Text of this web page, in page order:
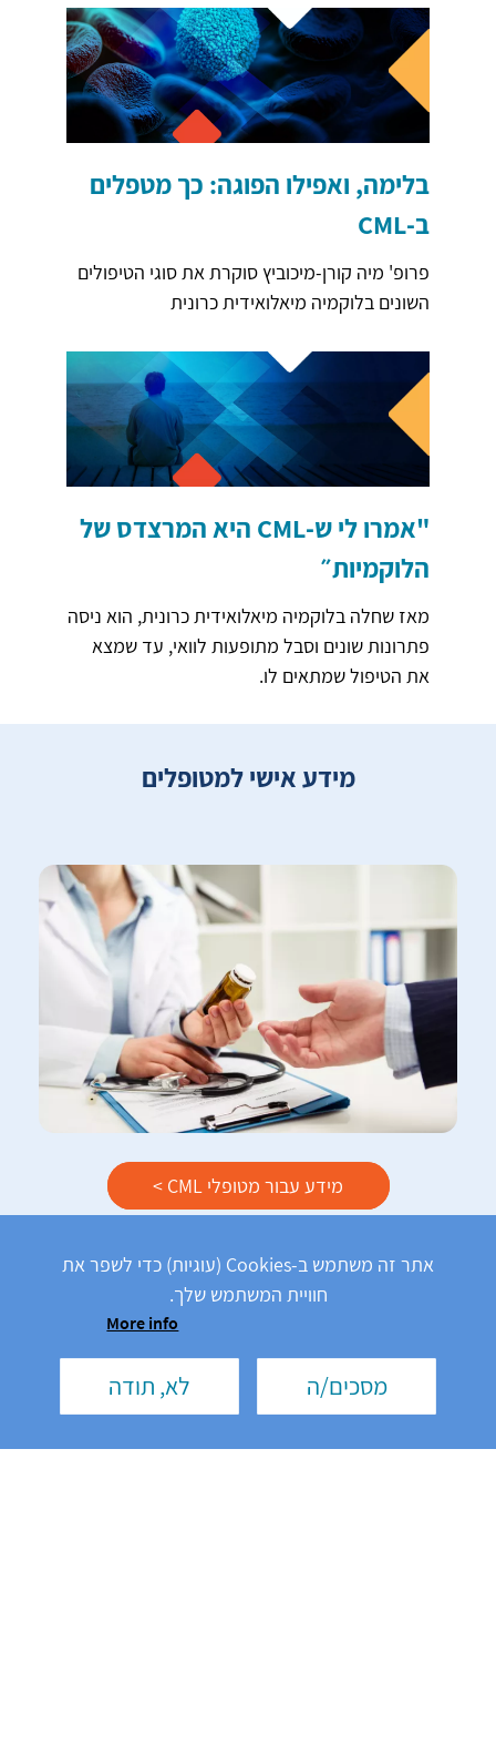
בלימה, ואפילו הפוגה: כך מטפלים
ב-CML
פרופ' מיה קורן-מיכוביץ סוקרת את סוגי הטיפולים
השונים בלוקמיה מיאלואידית כרונית
"אמרו לי ש-CML היא המרצדס של
הלוקמיות״
מאז שחלה בלוקמיה מיאלואידית כרונית, הוא ניסה
פתרונות שונים וסבל מתופעות לוואי, עד שמצא
את הטיפול שמתאים לו.
מידע אישי למטופלים
מידע עבור מטופלי CML >
תנאי שימוש
אתר זה משתמש ב-Cookies (עוגיות) כדי לשפר את
חוויית המשתמש שלך.
More info
מסכים/ה לא, תודה